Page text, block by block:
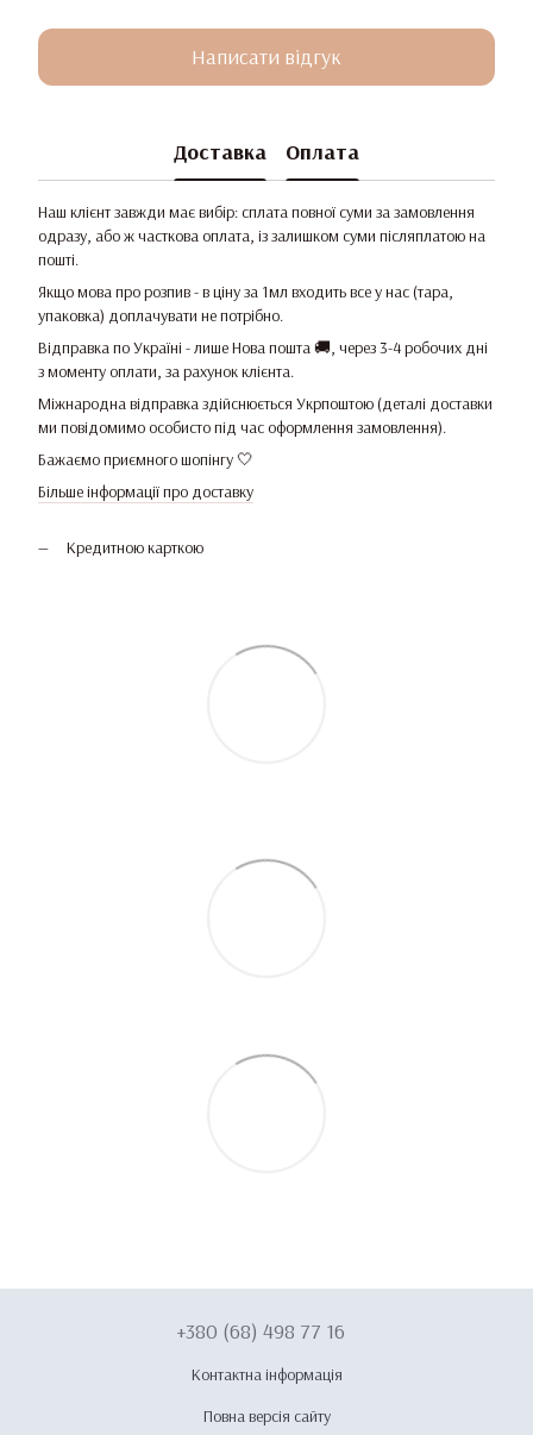
Написати відгук
Доставка Оплата
Наш клієнт завжди має вибір: сплата повної суми за замовлення
одразу, або ж часткова оплата, із залишком суми післяплатою на
пошті.
Якщо мова про розпив - в ціну за 1мл входить все у нас (тара,
упаковка) доплачувати не потрібно.
Відправка по Україні - лише Нова пошта 🚚, через 3-4 робочих дні
з моменту оплати, за рахунок клієнта.
Міжнародна відправка здійснюється Укрпоштою (деталі доставки
ми повідомимо особисто під час оформлення замовлення).
Бажаємо приємного шопінгу 🤍
Більше інформації про доставку
Кредитною карткою
+380 (68) 498 77 16
Контактна інформація
Повна версія сайту